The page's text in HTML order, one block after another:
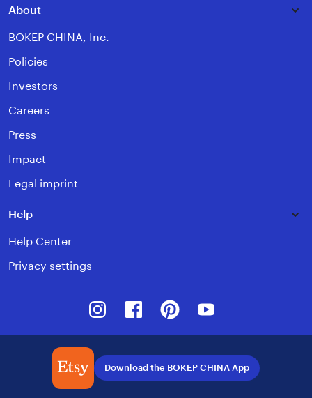
About
BOKEP CHINA, Inc.
Policies
Investors
Careers
Press
Impact
Legal imprint
Help
Help Center
Privacy settings
InstagramFacebookPinterest
Download the BOKEP CHINA App